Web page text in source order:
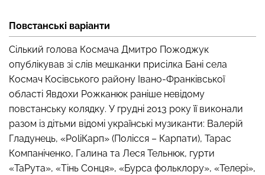
Повстанські варіанти
Сілький голова Космача Дмитро Пожоджук
опублікував зі слів мешканки присілка Бані села
Космач Косівського району Івано-Франківської
області Явдохи Рожканюк раніше невідому
повстанську колядку. У грудні 2013 року її виконали
разом із дітьми відомі українські музиканти: Валерій
Гладунець, «PoliКарп» (Полісся – Карпати), Тарас
Компаніченко, Галина та Леся Тельнюк, гурти
«ТаРута», «Тінь Сонця», «Бурса фольклору», «Телері»,